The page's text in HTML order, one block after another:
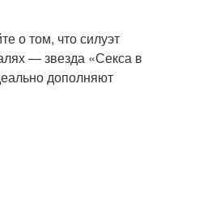
о том, что силуэт
— звезда «Секса в
дополняют